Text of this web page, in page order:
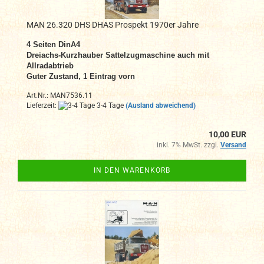
MAN 26.320 DHS DHAS Prospekt 1970er Jahre
4 Seiten DinA4
Dreiachs-Kurzhauber Sattelzugmaschine auch mit
Allradabtrieb
Guter Zustand, 1 Eintrag vorn
Art.Nr.: MAN7536.11
Lieferzeit:
3-4 Tage (Ausland abweichend)
10,00 EUR
inkl. 7% MwSt. zzgl. Versand
IN DEN WARENKORB